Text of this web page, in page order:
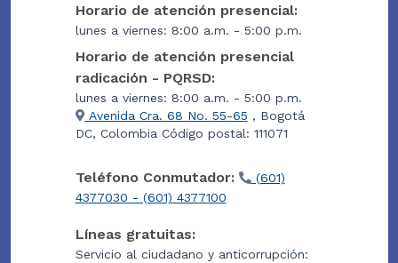
Horario de atención presencial:
lunes a viernes: 8:00 a.m. - 5:00 p.m.
Horario de atención presencial
radicación - PQRSD:
lunes a viernes: 8:00 a.m. - 5:00 p.m.
Avenida Cra. 68 No. 55-65 , Bogotá
DC, Colombia Código postal: 111071
Teléfono Conmutador:
(601)
4377030 - (601) 4377100
Líneas gratuitas:
Servicio al ciudadano y anticorrupción: